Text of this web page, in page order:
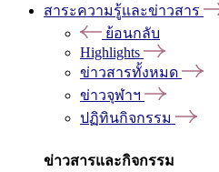
สาระความรู้และข่าวสาร
ย้อนกลับ
Highlights
ข่าวสารทั้งหมด
ข่าวจุฬาฯ
ปฏิทินกิจกรรม
ข่าวสารและกิจกรรม